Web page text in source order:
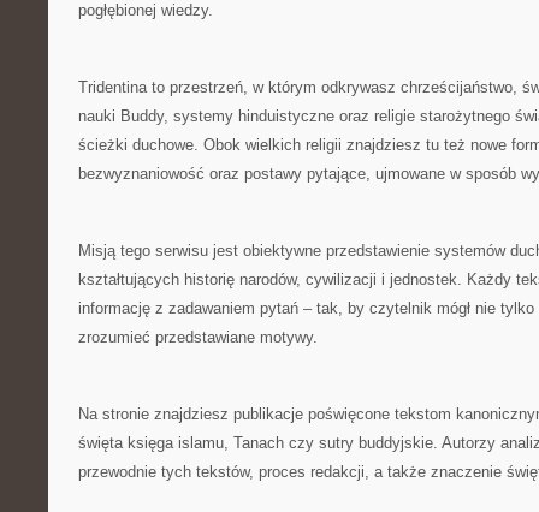
pogłębionej wiedzy.
Tridentina to przestrzeń, w którym odkrywasz chrześcijaństwo,
nauki Buddy, systemy hinduistyczne oraz religie starożytnego
ścieżki duchowe. Obok wielkich religii znajdziesz tu też nowe
bezwyznaniowość oraz postawy pytające, ujmowane w sposób
Misją tego serwisu jest obiektywne przedstawienie systemów
kształtujących historię narodów, cywilizacji i jednostek. Każdy
informację z zadawaniem pytań – tak, by czytelnik mógł nie
zrozumieć przedstawiane motywy.
Na stronie znajdziesz publikacje poświęcone tekstom
święta księga islamu, Tanach czy sutry buddyjskie. Autorzy
przewodnie tych tekstów, proces redakcji, a także znaczenie